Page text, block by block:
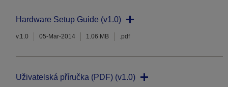
Hardware Setup Guide (v1.0)
v.1.0 05-Mar-2014 1.06 MB .pdf
Uživatelská příručka (PDF) (v1.0)